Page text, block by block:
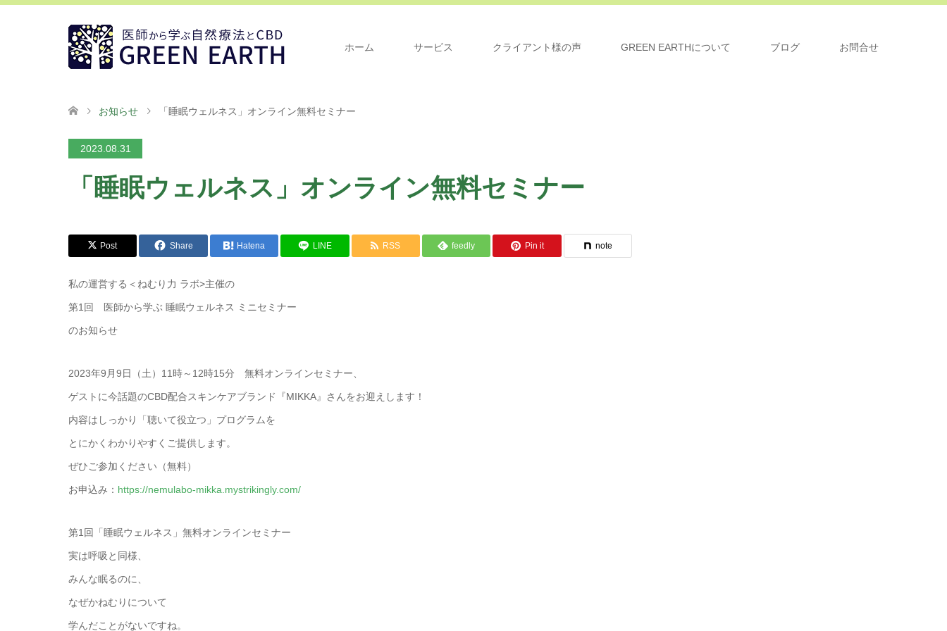
ホーム サービス クライアント様の声 GREEN EARTHについて ブログ お問合せ
お知らせ 「睡眠ウェルネス」オンライン無料セミナー
2023.08.31
「睡眠ウェルネス」オンライン無料セミナー
Post Share Hatena LINE RSS feedly Pin it note
私の運営する＜ねむり力 ラボ>主催の
第1回 医師から学ぶ 睡眠ウェルネス ミニセミナー
のお知らせ
2023年9月9日（土）11時～12時15分 無料オンラインセミナー、
ゲストに今話題のCBD配合スキンケアブランド『MIKKA』さんをお迎えします！
内容はしっかり「聴いて役立つ」プログラムを
とにかくわかりやすくご提供します。
ぜひご参加ください（無料）
お申込み： https://nemulabo-mikka.mystrikingly.com/
第1回「睡眠ウェルネス」無料オンラインセミナー
実は呼吸と同様、
みんな眠るのに、
なぜかねむりについて
学んだことがないですね。